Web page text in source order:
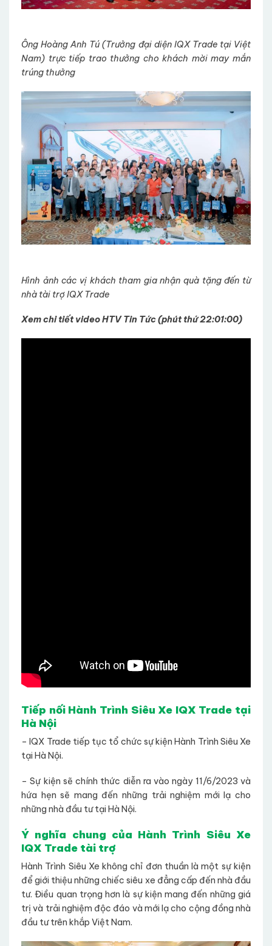
Ông Hoàng Anh Tú (Trưởng đại diện IQX Trade tại Việt
Nam) trực tiếp trao thưởng cho khách mời may mắn
trúng thưởng
Hình ảnh các vị khách tham gia nhận quà tặng đến từ
nhà tài trợ IQX Trade
Xem chi tiết video HTV Tin Tức (phút thứ 22:01:00)
Tiếp nối Hành Trình Siêu Xe IQX Trade tại
Hà Nội
– IQX Trade tiếp tục tổ chức sự kiện Hành Trình Siêu Xe
tại Hà Nội.
– Sự kiện sẽ chính thức diễn ra vào ngày 11/6/2023 và
hứa hẹn sẽ mang đến những trải nghiệm mới lạ cho
những nhà đầu tư tại Hà Nội.
Ý nghĩa chung của Hành Trình Siêu Xe
IQX Trade tài trợ
Hành Trình Siêu Xe không chỉ đơn thuần là một sự kiện
để giới thiệu những chiếc siêu xe đẳng cấp đến nhà đầu
tư. Điều quan trọng hơn là sự kiện mang đến những giá
trị và trải nghiệm độc đáo và mới lạ cho cộng đồng nhà
đầu tư trên khắp Việt Nam.